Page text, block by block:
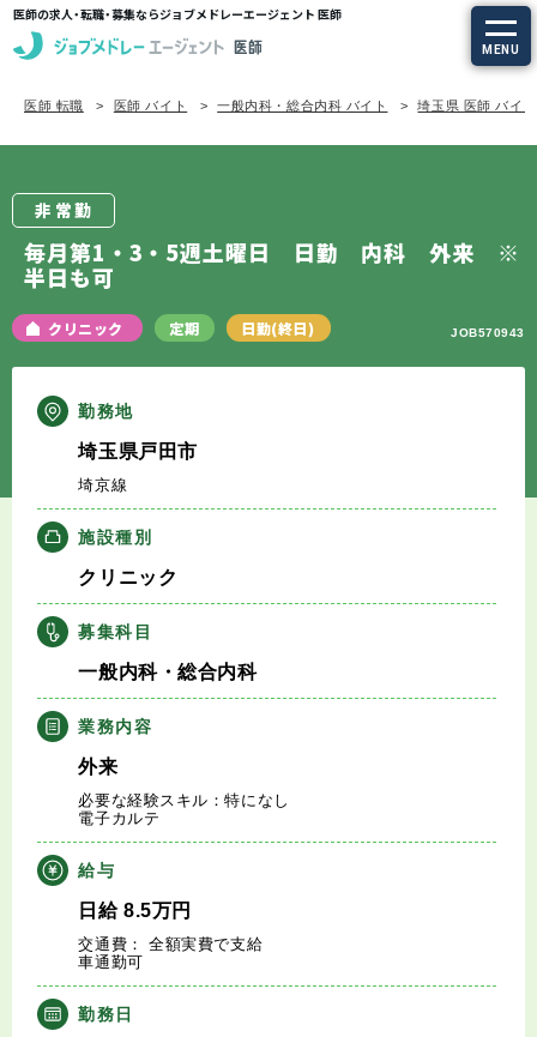
医師の求人・転職・募集ならジョブメドレーエージェント 医師
MENU
求人を探す
定期非常勤の求人
エージェントサービスTOP
サービスの流れ
医師の求人・転職Q&A
知りたい・聞きたい
転職成功事例
医師の転職マニュアル
データで見る医師の平均年収
医師に役立つ取材記事
大学医局紹介
医師 転職 医師 バイト 一般内科・総合内科 バイト 埼玉県 医師 バイト
非常勤
毎月第1・3・5週土曜日 日勤 内科 外来 ※
半日も可
クリニック 定期 日勤(終日) JOB570943
勤務地
埼玉県戸田市
埼京線
施設種別
クリニック
募集科目
一般内科・総合内科
業務内容
外来
必要な経験スキル：特になし
電子カルテ
給与
日給8.5万円
交通費： 全額実費で支給
車通勤可
勤務日